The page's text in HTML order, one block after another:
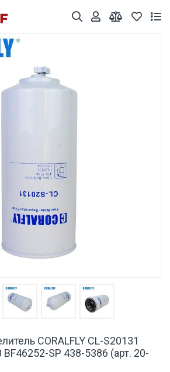
CORALFLY CL-S20131
SP 438-5386 (арт. 20-